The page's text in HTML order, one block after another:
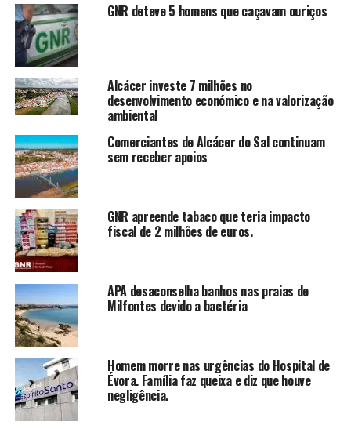
GNR deteve 5 homens que caçavam ouriços
Alcácer investe 7 milhões no
desenvolvimento económico e na valorização
ambiental
Comerciantes de Alcácer do Sal continuam
sem receber apoios
GNR apreende tabaco que teria impacto
fiscal de 2 milhões de euros.
APA desaconselha banhos nas praias de
Milfontes devido a bactéria
Homem morre nas urgências do Hospital de
Évora. Família faz queixa e diz que houve
negligência.